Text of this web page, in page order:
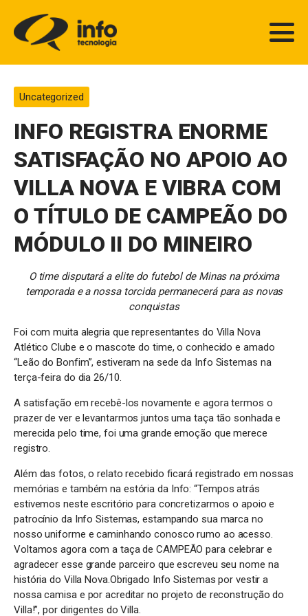
Uncategorized
INFO REGISTRA ENORME
SATISFAÇÃO NO APOIO AO
VILLA NOVA E VIBRA COM
O TÍTULO DE CAMPEÃO DO
MÓDULO II DO MINEIRO
O time disputará a elite do futebol de Minas na próxima
temporada e a nossa torcida permanecerá para as novas
conquistas
Foi com muita alegria que representantes do Villa Nova
Atlético Clube e o mascote do time, o conhecido e amado
“Leão do Bonfim”, estiveram na sede da Info Sistemas na
terça-feira do dia 26/10.
A satisfação em recebê-los novamente e agora termos o
prazer de ver e levantarmos juntos uma taça tão sonhada e
merecida pelo time, foi uma grande emoção que merece
registro.
Além das fotos, o relato recebido ficará registrado em nossas
memórias e também na estória da Info: “Tempos atrás
estivemos neste escritório para concretizarmos o apoio e
patrocínio da Info Sistemas, estampando sua marca no
nosso uniforme e caminhando conosco rumo ao acesso.
Voltamos agora com a taça de CAMPEÃO para celebrar e
agradecer esse grande parceiro que escreveu seu nome na
história do Villa Nova.Obrigado Info Sistemas por vestir a
nossa camisa e por acreditar no projeto de reconstrução do
Villa!”, por dirigentes do Villa.